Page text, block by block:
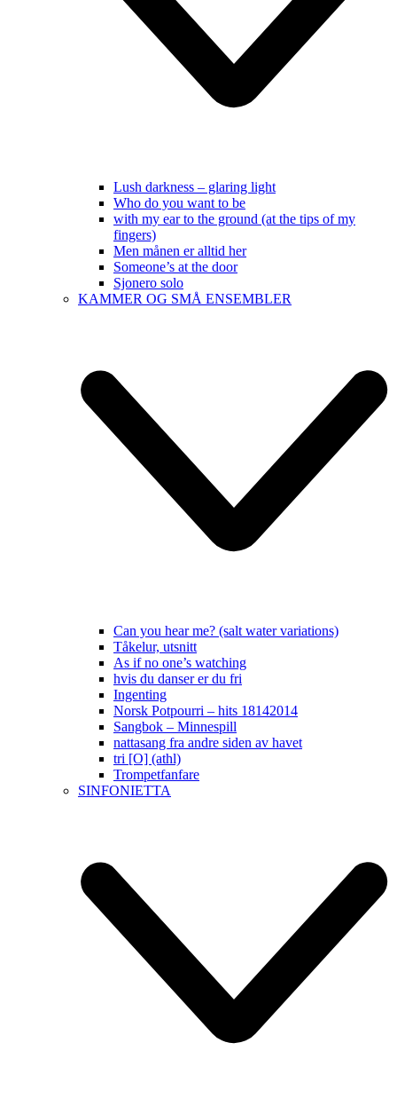
Lush darkness – glaring light
Who do you want to be
with my ear to the ground (at the tips of my
fingers)
Men månen er alltid her
Someone’s at the door
Sjonero solo
KAMMER OG SMÅ ENSEMBLER
Can you hear me? (salt water variations)
Tåkelur, utsnitt
As if no one’s watching
hvis du danser er du fri
Ingenting
Norsk Potpourri – hits 18142014
Sangbok – Minnespill
nattasang fra andre siden av havet
tri [O] (athl)
Trompetfanfare
SINFONIETTA